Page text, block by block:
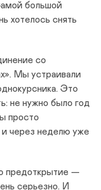
большой
хотелось снять
со
Мы устраивали
Это
не нужно было год
просто
и через неделю уже
предоткрытие —
серьезно. И